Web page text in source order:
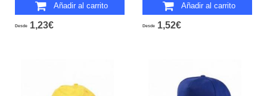
Añadir al carrito
Desde 1,23€
Añadir al carrito
Desde 1,52€